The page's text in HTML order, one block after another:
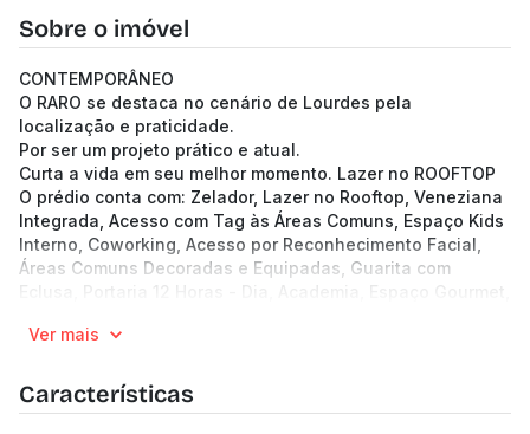
Sobre o imóvel
CONTEMPORÂNEO
O RARO se destaca no cenário de Lourdes pela
localização e praticidade.
Por ser um projeto prático e atual.
Curta a vida em seu melhor momento. Lazer no ROOFTOP
O prédio conta com: Zelador, Lazer no Rooftop, Veneziana
Integrada, Acesso com Tag às Áreas Comuns, Espaço Kids
Interno, Coworking, Acesso por Reconhecimento Facial,
Áreas Comuns Decoradas e Equipadas, Guarita com
Eclusa, Portaria 12 Horas - Dia, Academia, Espaço Gourmet,
11 andares | 4 unidades por andar
2 a 3 quartos
2 vagas
Ver mais
Características